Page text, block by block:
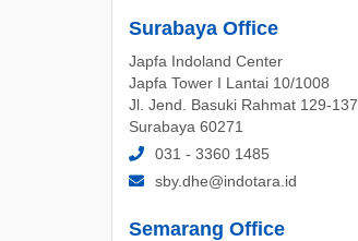
Surabaya Office
Japfa Indoland Center
Japfa Tower I Lantai 10/1008
Jl. Jend. Basuki Rahmat 129-137
Surabaya 60271
031 - 3360 1485
sby.dhe@indotara.id
Semarang Office